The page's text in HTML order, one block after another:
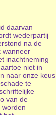
daarvan
wederpartij
na de
wanneer
inachtneming
niet in
naar onze keus
te
van de
worden